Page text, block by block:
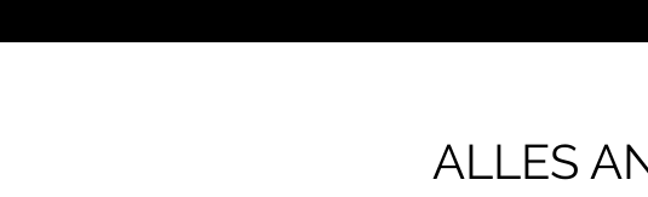
ALLES